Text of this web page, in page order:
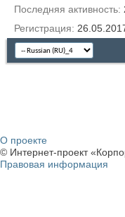
Последняя активность
Регистрация
О проекте
© Интернет-проект
Правовая информация